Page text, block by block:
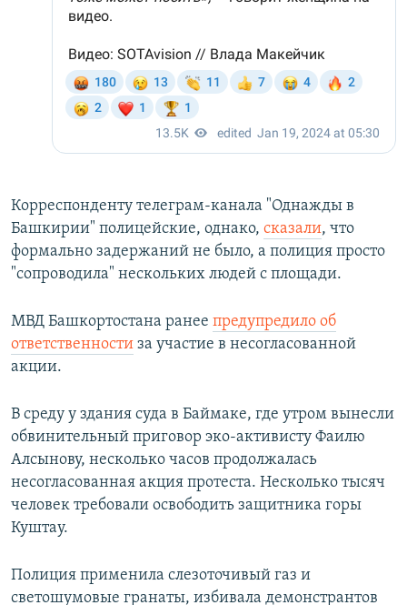
Корреспонденту телеграм-канала "Однажды в
Башкирии" полицейские, однако, сказали, что
формально задержаний не было, а полиция просто
"сопроводила" нескольких людей с площади.
МВД Башкортостана ранее предупредило об
ответственности за участие в несогласованной
акции.
В среду у здания суда в Баймаке, где утром вынесли
обвинительный приговор эко-активисту Фаилю
Алсынову, несколько часов продолжалась
несогласованная акция протеста. Несколько тысяч
человек требовали освободить защитника горы
Куштау.
Полиция применила слезоточивый газ и
светошумовые гранаты, избивала демонстрантов